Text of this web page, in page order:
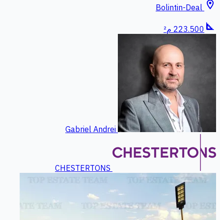
location_on
square_foot 223.500 م²
Gabriel Andrei
CHESTERTONS